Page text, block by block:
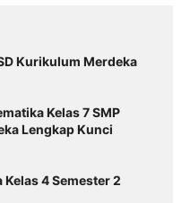
Kurikulum Merdeka
Kelas 7 SMP
Lengkap Kunci
4 Semester 2